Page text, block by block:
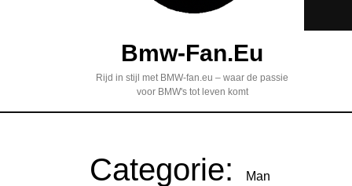
Bmw-Fan.eu
Rijd in stijl met BMW-fan.eu – waar de passie
voor BMW's tot leven komt
Categorie: Man